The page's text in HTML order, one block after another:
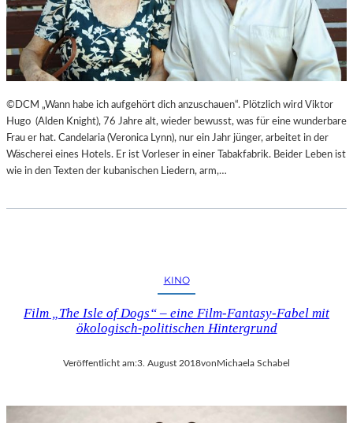
©DCM „Wann habe ich aufgehört dich anzuschauen“. Plötzlich wird Viktor
Hugo (Alden Knight), 76 Jahre alt, wieder bewusst, was für eine wunderbare
Frau er hat. Candelaria (Veronica Lynn), nur ein Jahr jünger, arbeitet in der
Wäscherei eines Hotels. Er ist Vorleser in einer Tabakfabrik. Beider Leben ist
wie in den Texten der kubanischen Liedern, arm,…
KINO
Film „The Isle of Dogs“ – eine Film-Fantasy-Fabel mit
ökologisch-politischen Hintergrund
Veröffentlicht am:3. August 2018vonMichaela Schabel